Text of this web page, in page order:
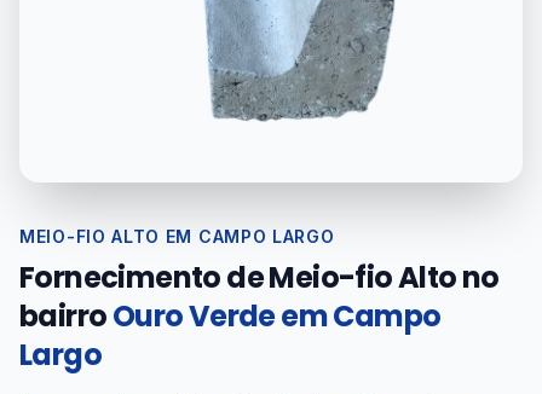
MEIO-FIO ALTO EM CAMPO LARGO
Fornecimento de Meio-fio Alto no
bairroOuro Verde em Campo
Largo